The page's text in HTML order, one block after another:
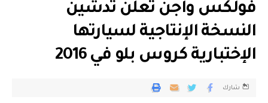
فولكس واجن تعلن تدشين
النسخة الإنتاجية لسيارتها
الإختبارية كروس بلو في 2016
شارك